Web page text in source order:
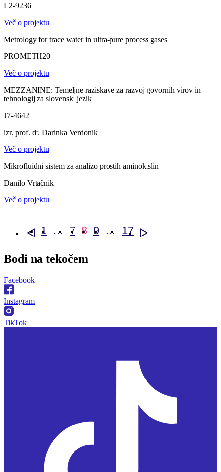
L2-9236
Več o projektu
Metrology for trace water in ultra-pure process gases
PROMETH20
Več o projektu
MEZZANINE: Temeljne raziskave za razvoj govornih virov in
tehnologij za slovenski jezik
J7-4642
izr. prof. dr. Darinka Verdonik
Več o projektu
Mikrofluidni sistem za analizo prostih aminokislin
Danilo Vrtačnik
Več o projektu
< 1 … 7 8 9 … 17 >
Bodi na tekočem
Facebook
Instagram
TikTok